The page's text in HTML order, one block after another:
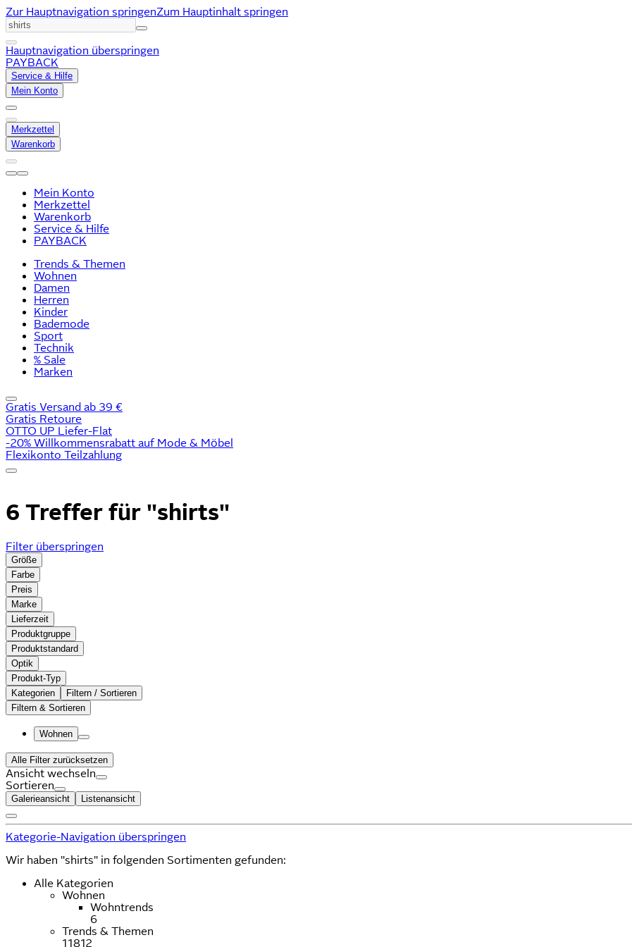
Zur Hauptnavigation springenZum Hauptinhalt springen
Hauptnavigation überspringen
PAYBACK
Service & Hilfe
Mein Konto
Merkzettel
Warenkorb
Mein Konto
Merkzettel
Warenkorb
Service & Hilfe
PAYBACK
Trends & Themen
Wohnen
Damen
Herren
Kinder
Bademode
Sport
Technik
% Sale
Marken
Gratis Versand ab 39 €
Gratis Retoure
OTTO UP Liefer-Flat
-20% Willkommensrabatt auf Mode & Möbel
Flexikonto Teilzahlung
6 Treffer für "shirts"
Filter überspringen
Größe
Farbe
Preis
Marke
Lieferzeit
Produktgruppe
Produktstandard
Optik
Produkt-Typ
Kategorien
Filtern / Sortieren
Filtern & Sortieren
Wohnen
Alle Filter zurücksetzen
Ansicht wechseln
Sortieren
Galerieansicht Listenansicht
Kategorie-Navigation überspringen
Wir haben "shirts" in folgenden Sortimenten gefunden:
Alle Kategorien
Wohnen
Wohntrends
6
Trends & Themen
11812